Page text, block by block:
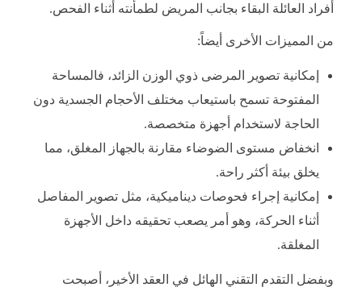
أفراد العائلة البقاء بجانب المريض لطمأنته أثناء الفحص.
من المميزات الأخرى أيضاً:
إمكانية تصوير المرضى ذوي الوزن الزائد، فالمساحة
المفتوحة تسمح باستيعاب مختلف الأحجام الجسدية دون
الحاجة لاستخدام أجهزة متخصصة.
انخفاض مستوى الضوضاء مقارنة بالجهاز المغلق، مما
يخلق بيئة أكثر راحة.
إمكانية إجراء فحوصات ديناميكية، مثل تصوير المفاصل
أثناء الحركة، وهو أمر يصعب تحقيقه داخل الأجهزة
المغلقة.
وبفضل التقدم التقني الهائل في العقد الأخير، أصبحت